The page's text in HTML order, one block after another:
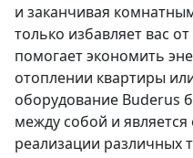
и заканчивая
только избавляет вас
помогает экономить
отоплении квартиры
оборудование Buderus
между собой и
реализации различных